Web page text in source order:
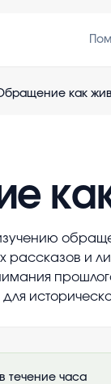
как
рассказов и
течение часа